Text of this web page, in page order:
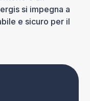
si impegna a
e sicuro per il